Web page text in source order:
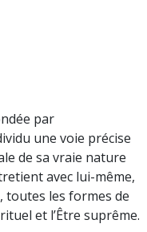
par
une voie précise
de sa vraie nature
avec lui-même,
toutes les formes de
et l’Être suprême.